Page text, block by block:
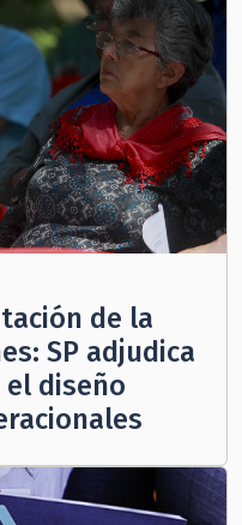
de la
SP adjudica
el diseño